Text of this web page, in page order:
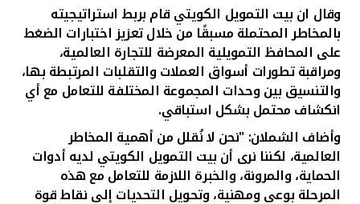
وقال ان بيت التمويل الكويتي قام بربط استراتيجيته
بالمخاطر المحتملة مسبقًا من خلال تعزيز اختبارات الضغط
على المحافظ التمويلية المعرضة للتجارة العالمية،
ومراقبة تطورات أسواق العملات والتقلبات المرتبطة بها،
والتنسيق بين وحدات المجموعة المختلفة للتعامل مع أي
انكشاف محتمل بشكل استباقي.
وأضاف الشملان: "نحن لا نُقلل من أهمية المخاطر
العالمية، لكننا نرى أن بيت التمويل الكويتي لديه أدوات
الحماية، والمرونة، والخبرة اللازمة للتعامل مع هذه
المرحلة بوعي ومهنية، وتحويل التحديات إلى نقاط قوة